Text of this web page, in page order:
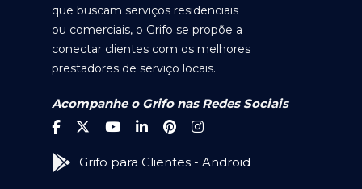
que buscam serviços residenciais
ou comerciais, o Grifo se propõe a
conectar clientes com os melhores
prestadores de serviço locais.
Acompanhe o Grifo nas Redes Sociais
Grifo para Clientes - Android